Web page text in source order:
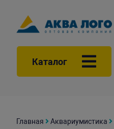
Каталог
Главная Аквариумистика